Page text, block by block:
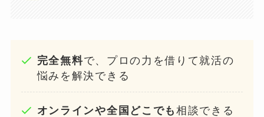
完全無料で、プロの力を借りて就活の
悩みを解決できる
オンラインや全国どこでも相談できる